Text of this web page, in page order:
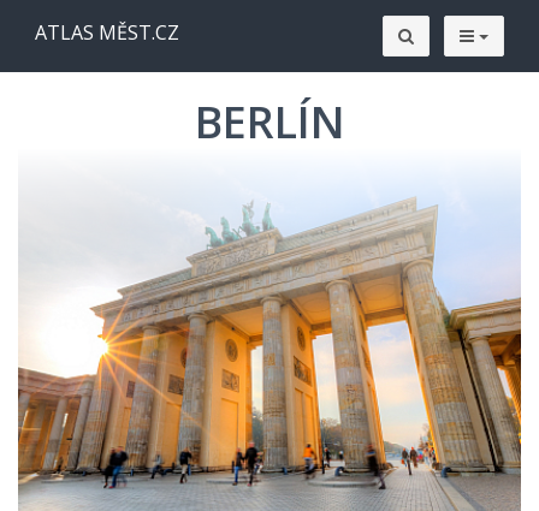
ATLAS MĚST.CZ
BERLÍN